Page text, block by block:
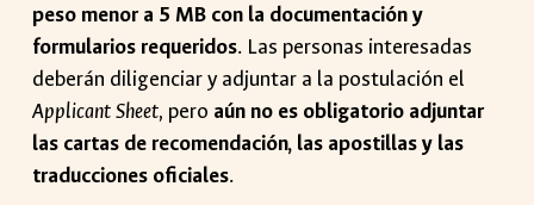
peso menor a 5 MB con la documentación y
formularios requeridos. Las personas interesadas
deberán diligenciar y adjuntar a la postulación el
Applicant Sheet, pero aún no es obligatorio adjuntar
las cartas de recomendación, las apostillas y las
traducciones oficiales.